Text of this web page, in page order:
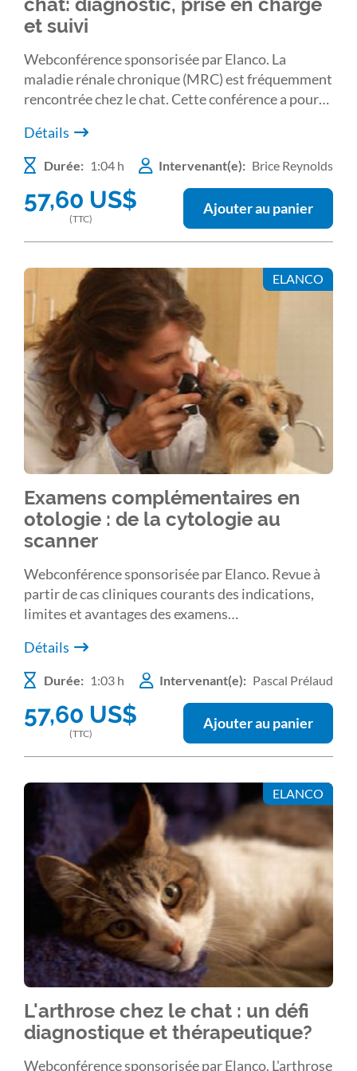
et suivi
Webconférence sponsorisée par Elanco. La
maladie rénale chronique (MRC) est fréquemment
rencontrée chez le chat. Cette conférence a pour
face à un chat azotémique, les éléments à prendre
en considération pour être en mesure de proposer
ensuite une prise en charge rationnelle,
pragmatique, individualisée et au long cours de
chaque chat malade rénal chronique.
Détails
Durée: 1:04 h Intervenant(e): Brice Reynolds
57,60 US$
(TTC)
Ajouter au panier
ELANCO
Examens complémentaires en
otologie : de la cytologie au
scanner
Webconférence sponsorisée par Elanco. Revue à
partir de cas cliniques courants des indications,
limites et avantages des examens
bactériologie, otoscopie, endoscopie et imagerie
en coupe.
Détails
Durée: 1:03 h Intervenant(e): Pascal Prélaud
57,60 US$
(TTC)
Ajouter au panier
ELANCO
L'arthrose chez le chat : un défi
diagnostique et thérapeutique?
Webconférence sponsorisée par Elanco. L'arthrose